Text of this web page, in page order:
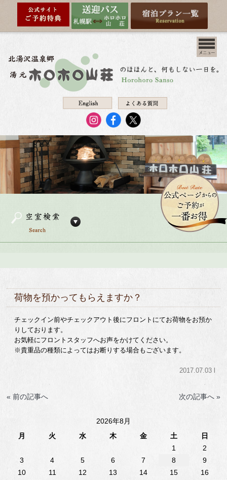
荷物を預かってもらえますか？
チェックイン前やチェックアウト後にフロントにてお荷物をお預か
りしております。
お気軽にフロントスタッフへお声をかけてください。
※貴重品の種類によってはお断りする場合もございます。
2017.07.03 l
« 前の記事へ 次の記事へ »
2026年8月
月
火 水 木 金 土
日
1
2
3
4 5 6 7 8
9
10
11 12 13 14 15
16